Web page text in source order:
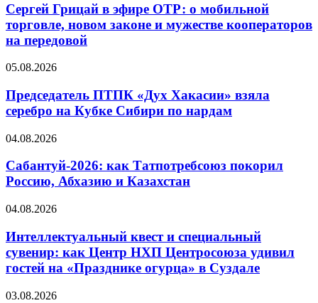
Сергей Грицай в эфире ОТР: о мобильной
торговле, новом законе и мужестве кооператоров
на передовой
05.08.2026
Председатель ПТПК «Дух Хакасии» взяла
серебро на Кубке Сибири по нардам
04.08.2026
Сабантуй-2026: как Татпотребсоюз покорил
Россию, Абхазию и Казахстан
04.08.2026
Интеллектуальный квест и специальный
сувенир: как Центр НХП Центросоюза удивил
гостей на «Празднике огурца» в Суздале
03.08.2026